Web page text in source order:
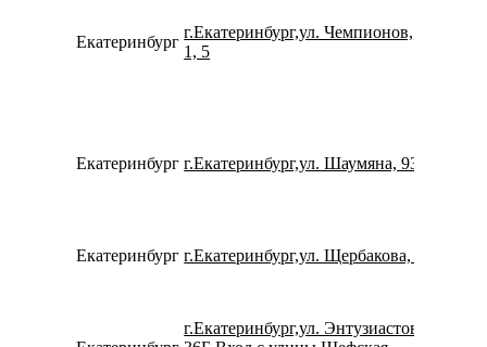
Екатеринбург
г.Екатеринбург,ул. Чемпионов,
1, 5
Екатеринбург г.Екатеринбург,ул. Шаумяна, 93
Екатеринбург г.Екатеринбург,ул. Щербакова, 4
г.Екатеринбург,ул. Энтузиастов,